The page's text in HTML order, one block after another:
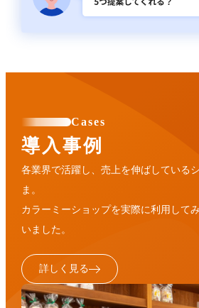
Cases
導入事例
各業界で活躍し、売上を伸ばしている
ま。
カラーミーショップを実際に利用して
いました。
詳しく見る